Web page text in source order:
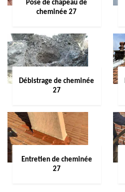
Pose de chapeau de
cheminée 27
Débistrage de cheminée
27
Entretien de cheminée
27